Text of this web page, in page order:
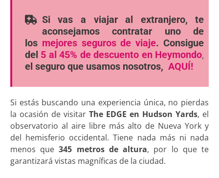
Si vas a viajar al extranjero, te
aconsejamos contratar uno de
los mejores seguros de viaje. Consigue
del 5 al 45% de descuento en Heymondo,
el seguro que usamos nosotros, AQUÍ!
Si estás buscando una experiencia única, no pierdas
la ocasión de visitar The EDGE en Hudson Yards, el
observatorio al aire libre más alto de Nueva York y
del hemisferio occidental. Tiene nada más ni nada
menos que345 metros de altura, por lo que te
garantizará vistas magníficas de la ciudad.